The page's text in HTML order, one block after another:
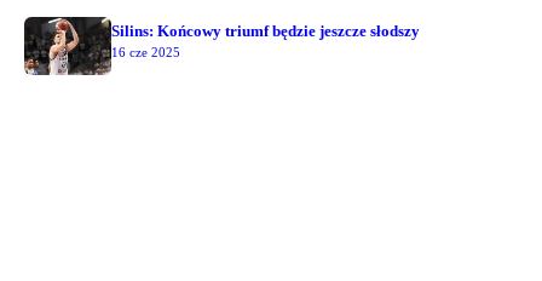
Silins: Końcowy triumf będzie jeszcze słodszy
16 cze 2025